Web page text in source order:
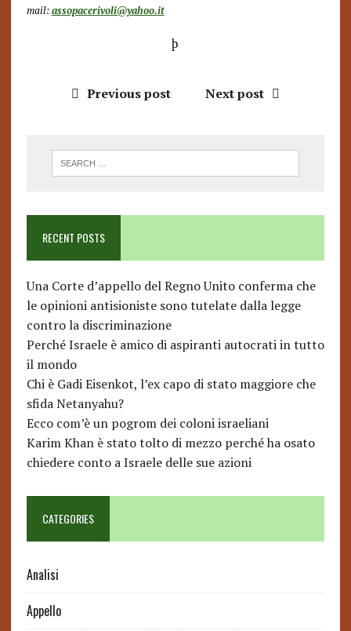
mail:assopacerivoli@yahoo.it
þ
Previous post Next post
RECENT POSTS
Una Corte d’appello del Regno Unito conferma che
le opinioni antisioniste sono tutelate dalla legge
contro la discriminazione
Perché Israele è amico di aspiranti autocrati in tutto
il mondo
Chi è Gadi Eisenkot, l’ex capo di stato maggiore che
sfida Netanyahu?
Ecco com’è un pogrom dei coloni israeliani
Karim Khan è stato tolto di mezzo perché ha osato
chiedere conto a Israele delle sue azioni
CATEGORIES
Analisi
Appello